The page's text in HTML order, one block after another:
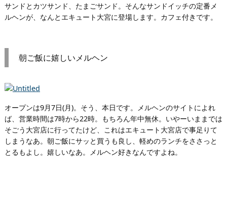
サンドとカツサンド、たまごサンド。そんなサンドイッチの定番メ
ルヘンが、なんとエキュート大宮に登場します。カフェ付きです。
朝ご飯に嬉しいメルヘン
オープンは9月7日(月)。そう、本日です。メルヘンのサイトによれ
ば、営業時間は7時から22時。もちろん年中無休。いやーいままでは
そごう大宮店に行ってたけど、これはエキュート大宮店で事足りて
しまうなあ。朝ご飯にサッと買うも良し、軽めのランチをささっと
とるもよし。嬉しいなあ。メルヘン好きなんですよね。